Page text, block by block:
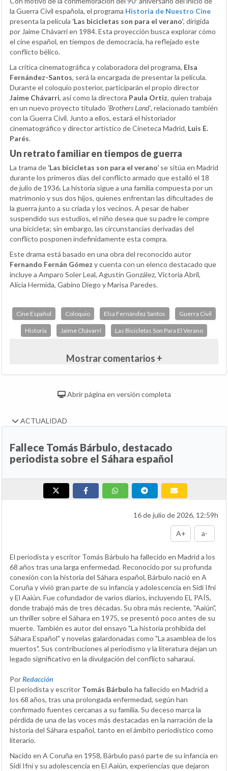
la Guerra Civil española, el programa Historia de Nuestro Cine
presenta la película ‘Las bicicletas son para el verano’, dirigida
por Jaime Chávarri en 1984. Esta proyección busca explorar cómo
el cine español, en tiempos de democracia, ha reflejado este
conflicto bélico.
La crítica cinematográfica y colaboradora del programa, Elsa
Fernández-Santos, será la encargada de presentar la película.
Durante el coloquio posterior, participarán el propio director
Jaime Chávarri, así como la directora Paula Ortiz, quien trabaja
en un nuevo proyecto titulado ‘Brothers Land’, relacionado también
con la Guerra Civil. Junto a ellos, estará el historiador
cinematográfico y director artístico de Cineteca Madrid, Luis E.
Parés.
Un retrato familiar en tiempos de guerra
La trama de ‘Las bicicletas son para el verano’ se sitúa en Madrid
durante los primeros días del conflicto armado que estalló el 18
de julio de 1936. La historia sigue a una familia compuesta por un
matrimonio y sus dos hijos, quienes enfrentan las dificultades de
la guerra junto a su criada y los vecinos. A pesar de haber
suspendido sus estudios, el niño desea que su padre le compre
una bicicleta; sin embargo, las circunstancias derivadas del
conflicto posponen indefinidamente esta compra.
Este drama está basado en una obra del reconocido autor
Fernando Fernán Gómez y cuenta con un elenco destacado que
incluye a Amparo Soler Leal, Agustín González, Victoria Abril,
Alicia Hermida, Gabino Diego y Marisa Paredes.
Cine Español Coloquio Elsa Fernández Santos Guerra Civil
Historia Jaime Chávarri Las Bicicletas Son Para El Verano
Mostrar comentarios +
Abrir página en versión completa
ACTUALIDAD
Fallece Tomás Bárbulo, destacado
periodista sobre el Sáhara español
16 de julio de 2026, 12:59h
A+ a-
El periodista y escritor Tomás Bárbulo ha fallecido en Madrid a los
68 años tras una larga enfermedad. Reconocido por su profunda
conexión con la historia del Sáhara español, Bárbulo nació en A
Coruña y vivió gran parte de su infancia y adolescencia en Sidi Ifni
y El Aaiún. Fue cofundador de varios diarios, incluyendo EL PAÍS,
donde trabajó más de tres décadas. Su obra más reciente, "Aaiún",
un thriller sobre el Sáhara en 1975, se presentó poco antes de su
muerte. También es autor del ensayo "La historia prohibida del
Sáhara Español" y novelas galardonadas como "La asamblea de los
muertos". Sus contribuciones al periodismo y la literatura dejan un
legado significativo en la divulgación del conflicto saharaui.
PorRedacción
El periodista y escritor Tomás Bárbulo ha fallecido en Madrid a
los 68 años, tras una prolongada enfermedad, según han
confirmado fuentes cercanas a su familia. Su deceso marca la
pérdida de una de las voces más destacadas en la narración de la
historia del Sáhara español, tanto en el ámbito periodístico como
literario.
Nacido en A Coruña en 1958, Bárbulo pasó parte de su infancia en
Sidi Ifni y su adolescencia en El Aaiún, experiencias que dejaron